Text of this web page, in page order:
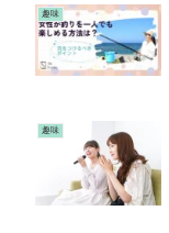
趣味
趣味